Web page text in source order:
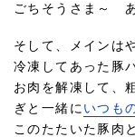
ごちそうさま～
そして、メインは
冷凍してあった豚
お肉を解凍して、
ぎと一緒に いつも
このたたいた豚肉